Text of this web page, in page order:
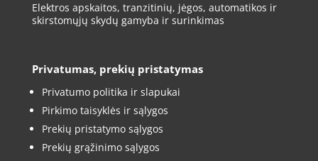
Elektros apskaitos, tranzitinių, jėgos, automatikos ir
skirstomųjų skydų gamyba ir surinkimas
Privatumas, prekių pristatymas
Privatumo politika ir slapukai
Pirkimo taisyklės ir sąlygos
Prekių pristatymo sąlygos
Prekių grąžinimo sąlygos